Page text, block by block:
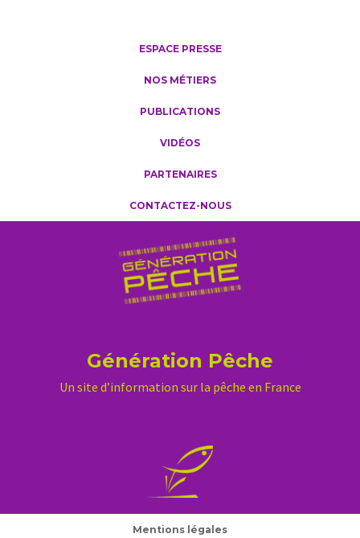
ESPACE PRESSE
NOS MÉTIERS
PUBLICATIONS
VIDÉOS
PARTENAIRES
CONTACTEZ-NOUS
Génération Pêche
Un site d’information sur la pêche en France
Mentions légales